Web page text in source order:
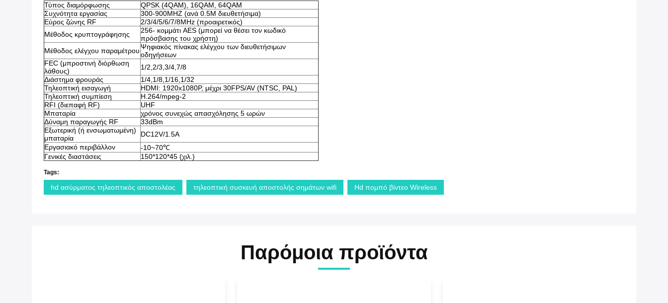
Τύπος διαμόρφωσης
QPSK (4QAM), 16QAM, 64QAM
Συχνότητα εργασίας
300-900MHZ (ανά 0.5M διευθετήσιμα)
Εύρος ζώνης RF
2/3/4/5/6/7/8MHz (προαιρετικός)
Μέθοδος κρυπτογράφησης
256- κομμάτι AES (μπορεί να θέσει τον κωδικό
πρόσβασης του χρήστη)
Μέθοδος ελέγχου παραμέτρου Ψηφιακός πίνακας ελέγχου των διευθετήσιμων
οδηγήσεων
FEC (μπροστινή διόρθωση
λάθους)
1/2,2/3,3/4,7/8
Διάστημα φρουράς
1/4,1/8,1/16,1/32
Τηλεοπτική εισαγωγή
HDMI: 1920x1080P, μέχρι 30FPS/AV (NTSC, PAL)
Τηλεοπτική συμπίεση
H.264/mpeg-2
RFI (διεπαφή RF)
UHF
Μπαταρία
χρόνος συνεχώς απασχόλησης 5 ωρών
Δύναμη παραγωγής RF
33dBm
Εξωτερική (ή ενσωματωμένη)
μπαταρία
DC12V/1.5A
Εργασιακό περιβάλλον
-10~70℃
Γενικές διαστάσεις
150*120*45 (χιλ.)
Tags:
hd ασύρματος τηλεοπτικός αποστολέας τηλεοπτική συσκευή αποστολής σημάτων wifi Hd πομπό βίντεο Wireless
Παρόμοια προϊόντα